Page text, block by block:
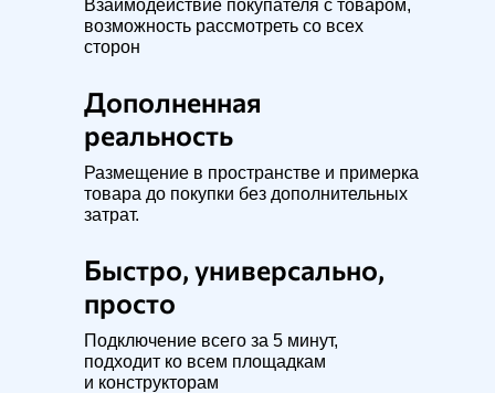
Взаимодействие покупателя с товаром,
возможность рассмотреть со всех
сторон
Дополненная
реальность
Размещение в пространстве и примерка
товара до покупки без дополнительных
затрат.
Быстро, универсально,
просто
Подключение всего за 5 минут,
подходит ко всем площадкам
и конструкторам